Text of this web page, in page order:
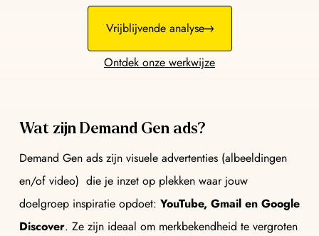
Vrijblijvende analyse
Ontdek onze werkwijze
Wat zijn Demand Gen ads?
Demand Gen ads zijn visuele advertenties (albeeldingen
en/of video) die je inzet op plekken waar jouw
doelgroep inspiratie opdoet: YouTube, Gmail en Google
Discover. Ze zijn ideaal om merkbekendheid te vergroten